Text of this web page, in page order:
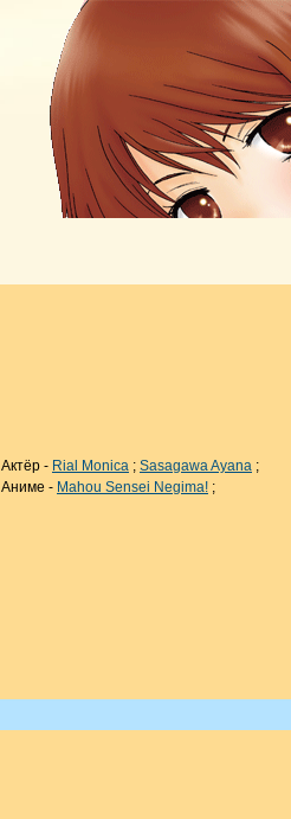
Актёр - Rial Monica ; Sasagawa Ayana ;
Аниме - Mahou Sensei Negima! ;